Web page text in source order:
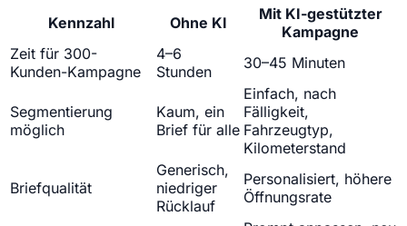
Kennzahl Ohne KI
Mit KI-gestützter
Kampagne
Zeit für 300-
Kunden-Kampagne
4–6
Stunden
30–45 Minuten
Segmentierung
möglich
Kaum, ein
Brief für alle
Einfach, nach
Fälligkeit,
Fahrzeugtyp,
Kilometerstand
Briefqualität
Generisch,
niedriger
Rücklauf
Personalisiert, höhere
Öffnungsrate